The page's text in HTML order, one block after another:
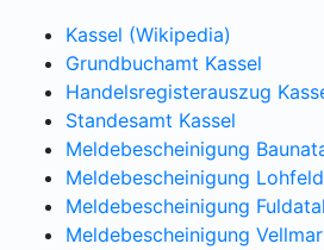
Kassel (Wikipedia)
Grundbuchamt Kassel
Handelsregisterauszug
Standesamt Kassel
Meldebescheinigung
Meldebescheinigung
Meldebescheinigung Fuldatal
Meldebescheinigung Vellmar